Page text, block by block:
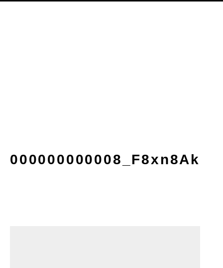
000000000008_F8xn8Ak